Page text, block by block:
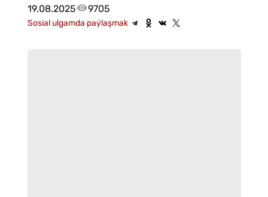
19.08.2025 9705
Sosial ulgamda paýlaşmak